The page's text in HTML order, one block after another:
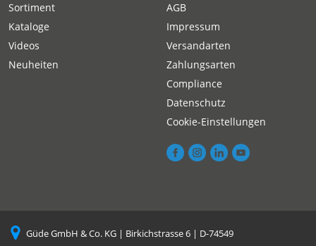
Sortiment
Kataloge
Videos
Neuheiten
AGB
Impressum
Versandarten
Zahlungsarten
Compliance
Datenschutz
Cookie-Einstellungen
Güde GmbH & Co. KG | Birkichstrasse 6 | D-74549